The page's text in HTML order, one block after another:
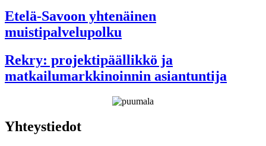
Etelä-Savoon yhtenäinen
muistipalvelupolku
Rekry: projektipäällikkö ja
matkailumarkkinoinnin asiantuntija
Yhteystiedot